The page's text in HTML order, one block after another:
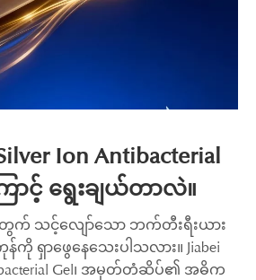
Ion Antibacterial
ာင့် ရွေးချယ်တာလဲ။
တွက် သင့်လျော်သော ဘက်တီးရီးယား
ရှာဖွေနေသေးပါသလား။ Jiabei
Gel၊ အမှတ်တံဆိပ်၏ အဓိက